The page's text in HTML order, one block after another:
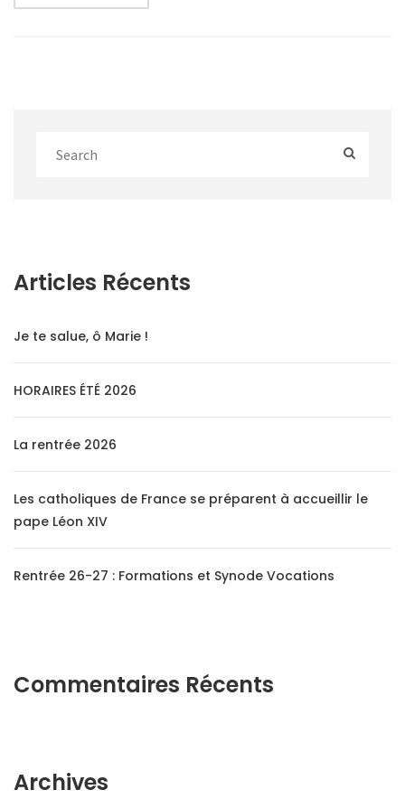
Articles Récents
Je te salue, ô Marie !
HORAIRES ÉTÉ 2026
La rentrée 2026
Les catholiques de France se préparent à accueillir le
pape Léon XIV
Rentrée 26-27 : Formations et Synode Vocations
Commentaires Récents
Archives